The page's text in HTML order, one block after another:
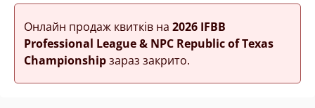
Онлайн продаж квитків на 2026 IFBB
Professional League & NPC Republic of Texas
Championshipзараз закрито.